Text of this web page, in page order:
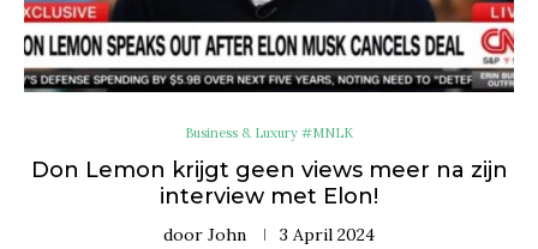
Business & Luxury #MNLK
Don Lemon krijgt geen views meer na zijn
interview met Elon!
door John 3 April 2024